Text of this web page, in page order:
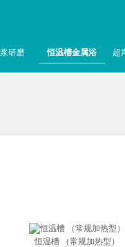
研磨 恒温槽金属浴 超
恒温槽 （常规加热型）